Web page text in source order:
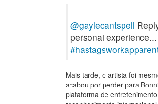
@gaylecantspell
personal experience...
Mais tarde, o artista foi
acabou por perder para
plataforma de